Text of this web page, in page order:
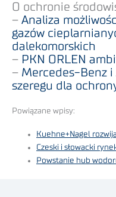
O ochronie
– Analiza
gazów
dalekomorskich
– PKN ORLEN
– Mercedes-Benz i
szeregu dla
Powiązane wpisy:
Kuehne+Nagel
Czeski i słowacki
Powstanie hub